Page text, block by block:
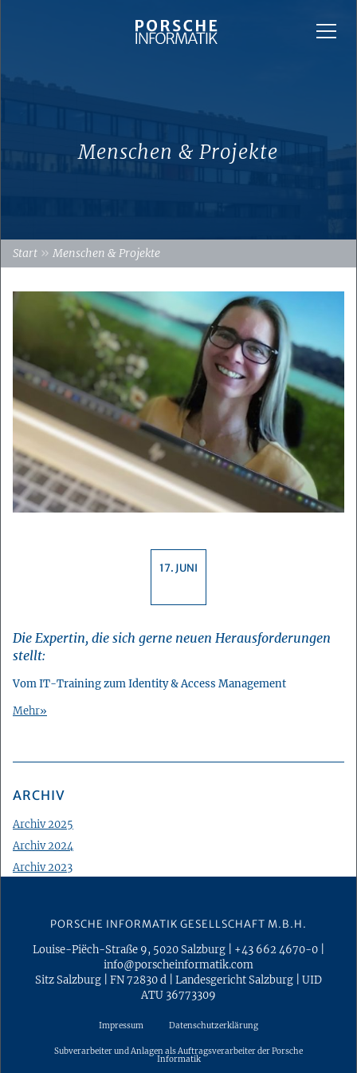
Menschen & Projekte
Start » Menschen & Projekte
17. JUNI
Die Expertin, die sich gerne neuen Herausforderungen
stellt:
Vom IT-Training zum Identity & Access Management
Mehr
ARCHIV
Archiv 2025
Archiv 2024
Archiv 2023
Archiv 2020
Archiv 2019
Archiv 2018
PORSCHE INFORMATIK GESELLSCHAFT M.B.H.
Louise-Piëch-Straße 9, 5020Salzburg +43 662 4670-0
info@porscheinformatik.com
Sitz Salzburg
FN 72830 d Landesgericht Salzburg
UID
ATU 36773309
Impressum Datenschutzerklärung
Subverarbeiter und Anlagen als Auftragsverarbeiter der Porsche
Informatik